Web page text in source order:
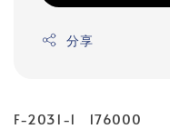
分享
F-2031-1 176000